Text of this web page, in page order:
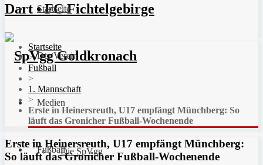
Dart • FC Fichtelgebirge
Startseite
Der Verein
Die SpVgg
Medien
Fußball
Startseite
>
Fußball
>
1. Mannschaft
>
Erste in Heinersreuth, U17 empfängt Münchberg: So
läuft das Gronicher Fußball-Wochenende
Erste in Heinersreuth, U17 empfängt Münchberg:
So läuft das Gronicher Fußball-Wochenende